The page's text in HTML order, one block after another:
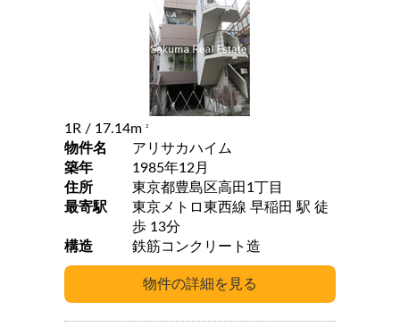
1R / 17.14m 2
物件名
アリサカハイム
築年
1985年12月
住所
東京都豊島区高田1丁目
最寄駅
東京メトロ東西線 早稲田 駅 徒
歩 13分
構造
鉄筋コンクリート造